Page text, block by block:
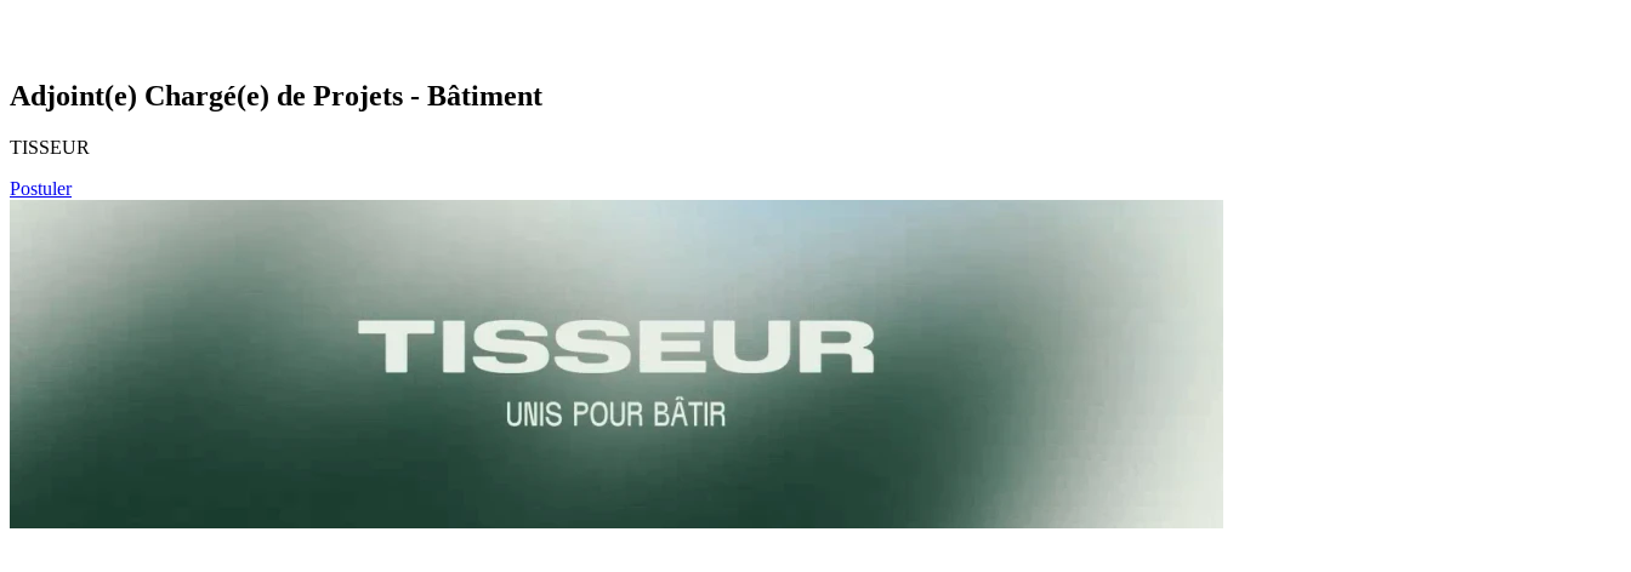
Adjoint(e) Chargé(e) de Projets - Bâtiment
TISSEUR
Postuler